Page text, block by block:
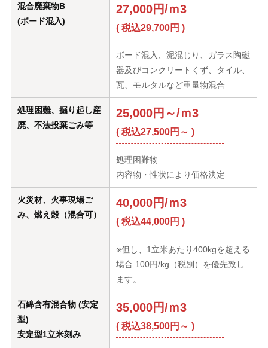
混合廃棄物B
(ボード混入)
27,000円/ｍ3
( 税込29,700円 )
ボード混入、泥混じり、ガラス陶磁
器及びコンクリートくず、タイル、
瓦、モルタルなど重量物混合
処理困難、掘り起し産
廃、不法投棄ごみ等
25,000円～/ｍ3
( 税込27,500円～ )
処理困難物
内容物・性状により価格決定
火災材、火事現場ご
み、燃え殻（混合可）
40,000円/ｍ3
( 税込44,000円 )
※但し、1立米あたり400kgを超える
場合 100円/kg（税別）を優先致し
ます。
石綿含有混合物 (安定
型)
安定型1立米刻み
35,000円/ｍ3
( 税込38,500円～ )